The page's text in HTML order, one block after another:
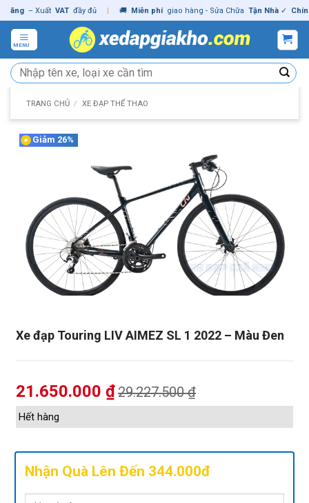
Skip
to
content
– Xuất VAT đầy đủ | 🚚 Miễn phí giao hàng - Sửa Chữa Tận Nhà ✓ Chính
MENU
Tìm
kiếm:
TRANG CHỦ / XE ĐẠP THỂ THAO
Xe đạp Touring LIV AIMEZ SL 1 2022 – Màu Đen
Giảm 26%
21.650.000 ₫29.227.500₫
Hết hàng
Nhận Quà Lên Đến 344.000đ